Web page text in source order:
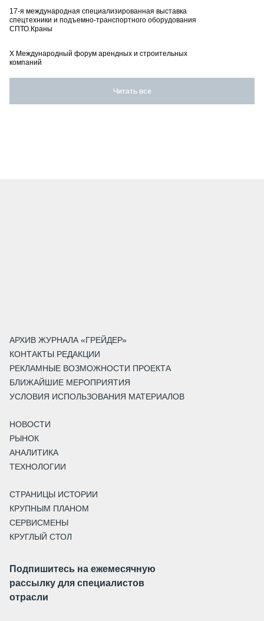
17-я международная специализированная выставка
спецтехники и подъемно-транспортного оборудования
СПТО.Краны
X Международный форум арендных и строительных
компаний
Читать все
АРХИВ ЖУРНАЛА «ГРЕЙДЕР»
КОНТАКТЫ РЕДАКЦИИ
РЕКЛАМНЫЕ ВОЗМОЖНОСТИ ПРОЕКТА
БЛИЖАЙШИЕ МЕРОПРИЯТИЯ
УСЛОВИЯ ИСПОЛЬЗОВАНИЯ МАТЕРИАЛОВ
НОВОСТИ
РЫНОК
АНАЛИТИКА
ТЕХНОЛОГИИ
СТРАНИЦЫ ИСТОРИИ
КРУПНЫМ ПЛАНОМ
СЕРВИСМЕНЫ
КРУГЛЫЙ СТОЛ
Подпишитесь на ежемесячную
рассылку для специалистов
отрасли